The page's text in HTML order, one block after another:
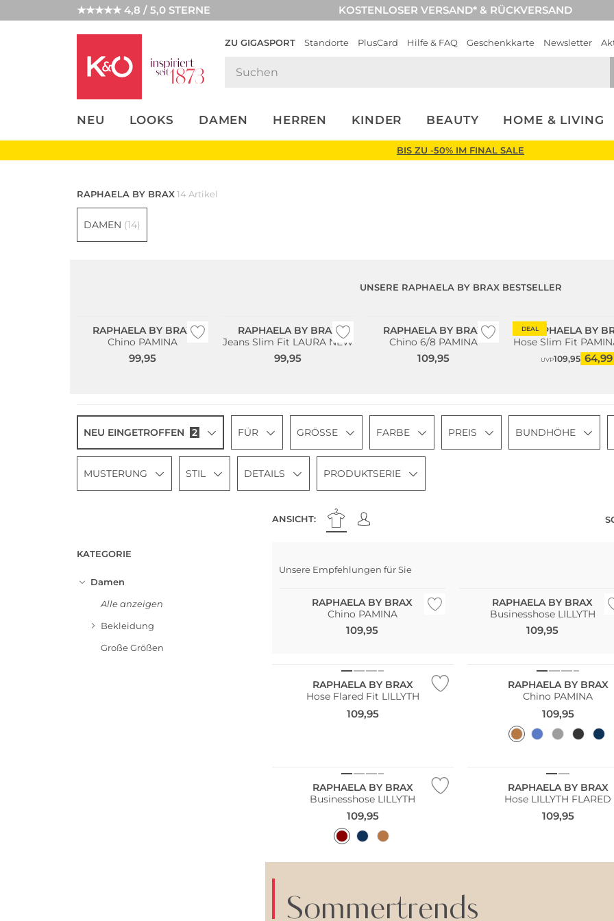
★★★★★ 4,8 / 5,0 STERNE KOSTENLOSER VERSAND* & RÜCKVERSAND
ZU GIGASPORT Standorte PlusCard Hilfe & FAQ Geschenkkarte Newsletter
NEU LOOKS DAMEN HERREN KINDER BEAUTY HOME & LIVING
UNSERE APP
CLICK &
BIS ZU -50% IM FINAL SALE
RAPHAELA BY BRAX14 Artikel
DAMEN (14)
UNSERE RAPHAELA BY BRAX BESTSELLER
RAPHAELA BY BRAX
Chino PAMINA
99,95
RAPHAELA BY BRAX
Jeans Slim Fit LAURA NEW
99,95
RAPHAELA BY BRAX
Chino 6/8 PAMINA
109,95
DEALRAPHAELA BY
Hose Slim Fit
UVP109,95 64,99
NEU EINGETROFFEN 2 FÜR GRÖSSE FARBE PREIS BUNDHÖHE
MUSTERUNG STIL DETAILS PRODUKTSERIE
ANSICHT:
KATEGORIE
Damen
Alle anzeigen
Bekleidung
Große Größen
Unsere Empfehlungen für Sie
Große Größen
RAPHAELA BY BRAX
Chino PAMINA
109,95
RAPHAELA BY BRAX
Businesshose LILLYTH
109,95
RAPHAELA BY BRAX
Hose Flared Fit LILLYTH
109,95
RAPHAELA BY BRAX
Chino PAMINA
109,95
RAPHAELA BY BRAX
Businesshose LILLYTH
109,95
RAPHAELA BY BRAX
Hose LILLYTH FLARED
109,95
Sommertrends